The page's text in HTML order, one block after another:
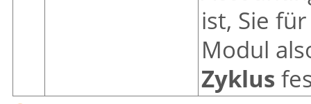
ist, Sie
Modul
Zyklus